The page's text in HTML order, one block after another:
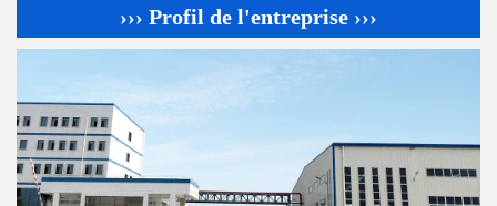
››› Profil de l'entreprise ›››